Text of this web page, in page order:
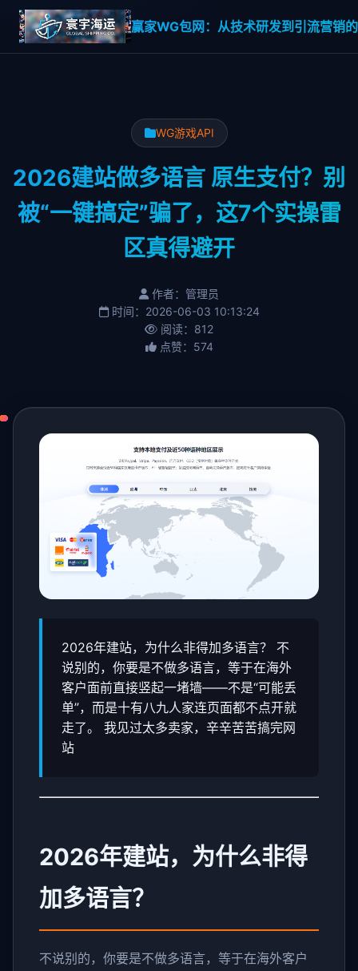
赢家WG包网：从技术研发到引流营销
WG游戏API
2026建站做多语言 原生支付？别
被“一键搞定”骗了，这7个实操雷
区真得避开
作者：管理员
时间：2026-06-03 10:13:24
阅读：812
点赞：574
2026年建站，为什么非得加多语言？ 不
说别的，你要是不做多语言，等于在海外
客户面前直接竖起一堵墙——不是“可能丢
单”，而是十有八九人家连页面都不点开就
走了。 我见过太多卖家，辛辛苦苦搞完网
站
2026年建站，为什么非得
加多语言？
不说别的，你要是不做多语言，等于在海外客户